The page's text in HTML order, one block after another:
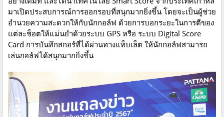
มาเปิดประสบการณ์การออกรอบที่สนุกมากยิ่งขึ้น โดยจะเป็นผู้ช่วย
อำนวยความสะดวกให้กับนักกอล์ฟ ด้วยการบอกระยะในการตีของ
แต่ละช็อตให้แม่นยำด้วยระบบ GPS หรือ ระบบ Digital Score
Card การบันทึกสกอร์ที่ได้ผ่านทางแท็บเล็ต ให้นักกอล์ฟสามารถ
เล่นกอล์ฟได้สนุกมากยิ่งขึ้น